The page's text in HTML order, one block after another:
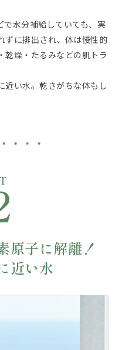
で水分補給していても、実
ずに排出され、体は慢性的
乾燥・たるみなどの肌トラ
近い水。乾きがちな体もし
原子に解離！
近い水